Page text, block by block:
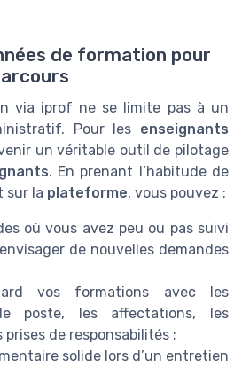
de formation pour
via iprof ne se limite pas à un
Pour les enseignants
un véritable outil de pilotage
. En prenant l’habitude de
sur la plateforme, vous pouvez :
où vous avez peu ou pas suivi
de nouvelles demandes
vos formations avec les
poste, les affectations, les
prises de responsabilités ;
solide lors d’un entretien